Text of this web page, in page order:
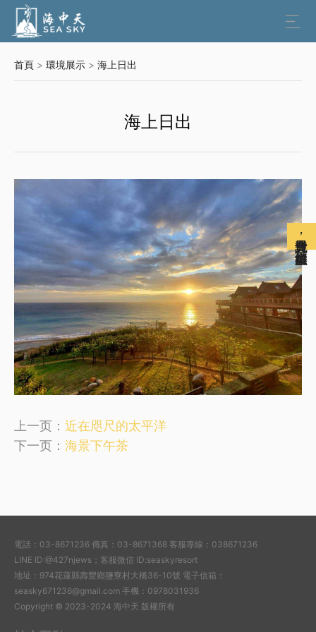

首頁 > 環境展示 > 海上日出
海上日出
上一页： 近在咫尺的太平洋
下一页： 海景下午茶
電話：03-8671236 傳真：03-8671368 客服專線：038671236
LINE ID:@427njews；客服微信 ID:seaskyresort
地址：974花蓮縣壽豐鄉鹽寮村大橋36-10號 電子信箱：
seasky671236@gmail.com 手機：0978031936
Copyright © 2023-2024 海中天 版權所有
免費註冊會員，解鎖更多權益